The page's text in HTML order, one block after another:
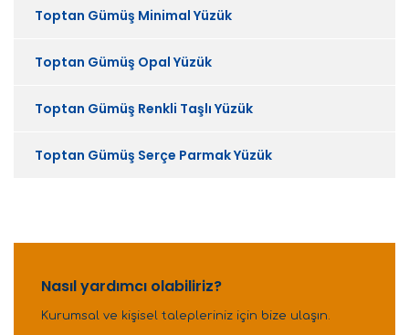
Toptan Gümüş Minimal Yüzük
Toptan Gümüş Opal Yüzük
Toptan Gümüş Renkli Taşlı Yüzük
Toptan Gümüş Serçe Parmak Yüzük
Nasıl yardımcı olabiliriz?
Kurumsal ve kişisel talepleriniz için bize ulaşın.